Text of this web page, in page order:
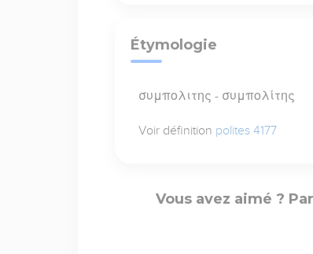
Étymologie
συμπολιτης - συμπολίτης
Voir définition polites 4177
Vous avez aimé ?